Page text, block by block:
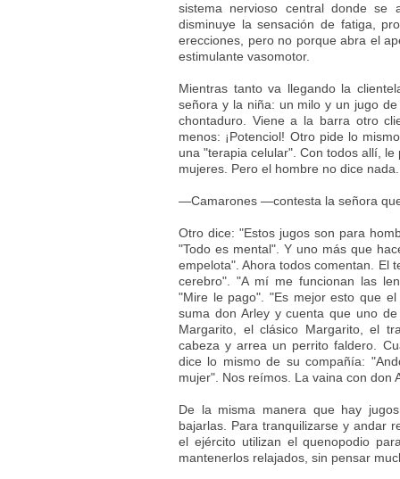
sistema nervioso central donde se
disminuye la sensación de fatiga,
erecciones, pero no porque abra el
estimulante vasomotor.
Mientras tanto va llegando la
señora y la niña: un milo y un jugo
chontaduro. Viene a la barra otro
menos: ¡Potenciol! Otro pide lo
una "terapia celular". Con todos allí,
mujeres. Pero el hombre no dice nada.
—Camarones —contesta la señora
Otro dice: "Estos jugos son para
"Todo es mental". Y uno más que
empelota". Ahora todos comentan. El
cerebro". "A mí me funcionan las
"Mire le pago". "Es mejor esto que
suma don Arley y cuenta que uno
Margarito, el clásico Margarito, el
cabeza y arrea un perrito faldero.
dice lo mismo de su compañía:
mujer". Nos reímos. La vaina con don
De la misma manera que hay
bajarlas. Para tranquilizarse y andar
el ejército utilizan el quenopodio
mantenerlos relajados, sin pensar